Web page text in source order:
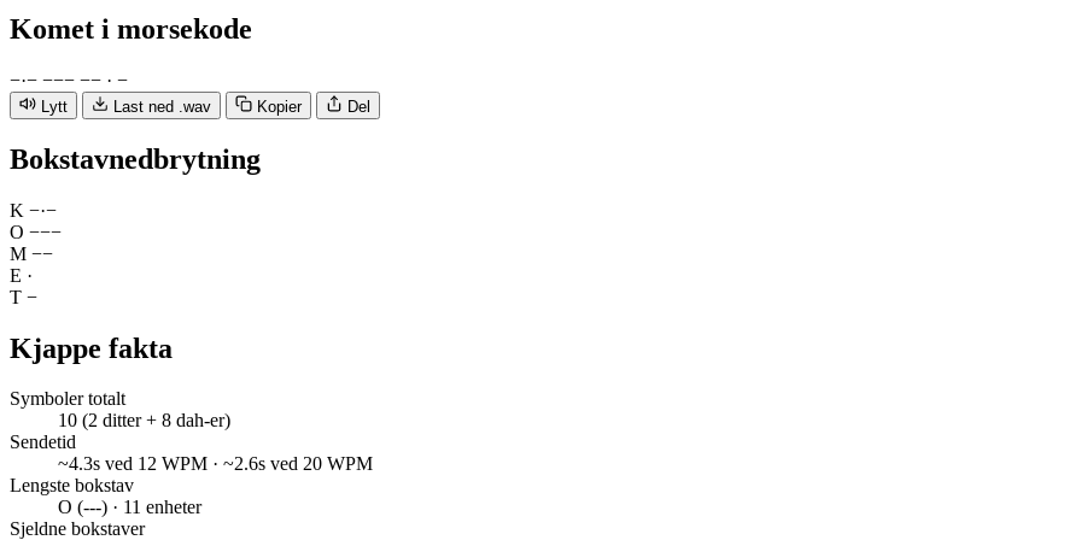
Komet i morsekode
−·− −−− −− · −
Lytt Last ned .wav Kopier Del
Bokstavnedbrytning
K −·−
O −−−
M −−
E ·
T −
Kjappe fakta
Symboler totalt
10 (2 ditter + 8 dah-er)
Sendetid
~4.3s ved 12 WPM · ~2.6s ved 20 WPM
Lengste bokstav
O (---) · 11 enheter
Sjeldne bokstaver